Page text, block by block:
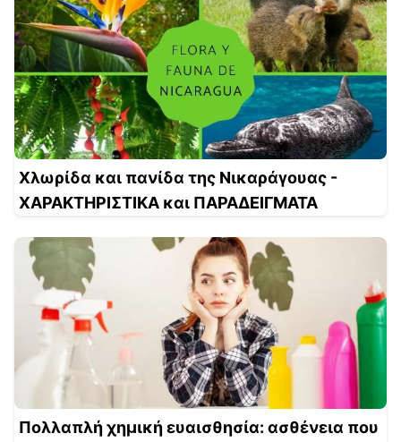
Χλωρίδα και πανίδα της Νικαράγουας -
ΧΑΡΑΚΤΗΡΙΣΤΙΚΑ και ΠΑΡΑΔΕΙΓΜΑΤΑ
Πολλαπλή χημική ευαισθησία: ασθένεια που